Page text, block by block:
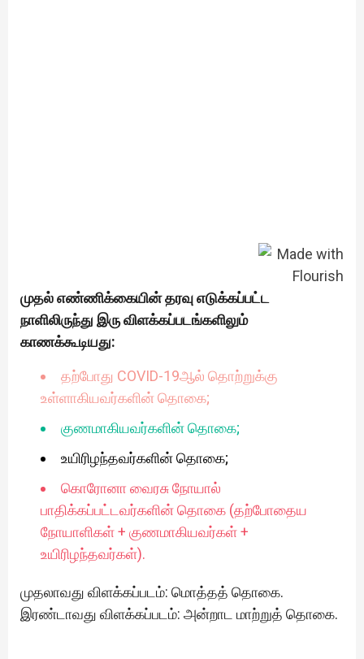
முதல் எண்ணிக்கையின் தரவு எடுக்கப்பட்ட
நாளிலிருந்து இரு விளக்கப்படங்களிலும்
காணக்கூடியது:
தற்போது COVID-19ஆல் தொற்றுக்கு
உள்ளாகியவர்களின் தொகை;
குணமாகியவர்களின் தொகை;
உயிரிழந்தவர்களின் தொகை;
கொரோனா வைரசு நோயால்
பாதிக்கப்பட்டவர்களின் தொகை (தற்போதைய
நோயாளிகள் + குணமாகியவர்கள் +
உயிரிழந்தவர்கள்).
முதலாவது விளக்கப்படம்: மொத்தத் தொகை.
இரண்டாவது விளக்கப்படம்: அன்றாட மாற்றுத் தொகை.